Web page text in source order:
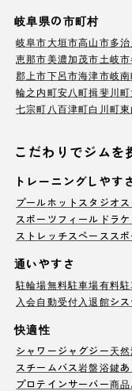
岐阜県の市町村
岐阜市大垣市高山市多
恵那市美濃加茂市土岐市
郡上市下呂市海津市岐
輪之内町安八町揖斐川町
七宗町 八百津町白川町
こだわりでジムを
トレーニングしやす
プールホットスタジオ
スポーツフィールド ラ
ストレッチスペース ス
通いやすさ
駐輪場無料駐車場有料
入会自動受付 入退館シ
快適性
シャワージャグジー天
スチームバス岩盤浴鍵
プロテインサーバー商